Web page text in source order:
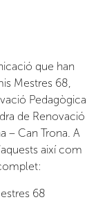
que han
Mestres 68,
Pedagògica
de Renovació
– Can Trona. A
així com
68